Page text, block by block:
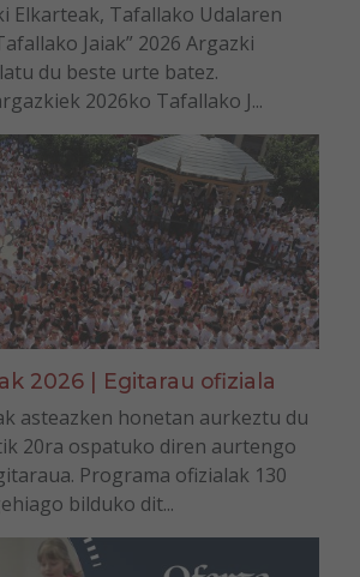
Elkarteak, Tafallako Udalaren
Jaiak” 2026 Argazki
du beste urte batez.
2026ko Tafallako J...
2026 | Egitarau ofiziala
asteazken honetan aurkeztu du
20ra ospatuko diren aurtengo
Programa ofizialak 130
bilduko dit...